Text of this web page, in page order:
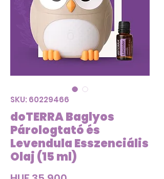
SKU: 60229466
doTERRA Baglyos
Párologtató és
Levendula Esszenciális
Olaj (15 ml)